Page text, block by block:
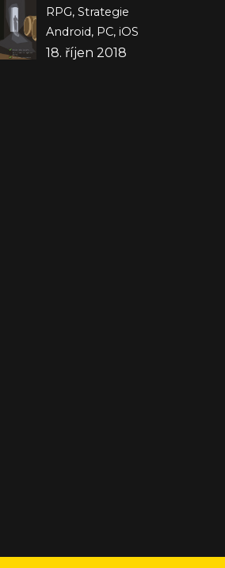
RPG, Strategie
Android, PC, iOS
18. říjen 2018